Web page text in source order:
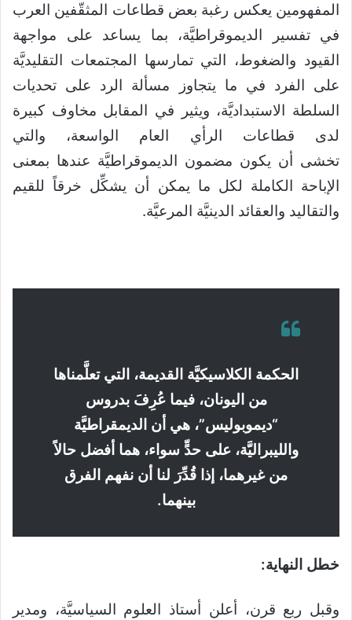
المفهومين يعكس رغبة بعض قطاعات المثقّفين العرب
في تفسير الديموقراطيَّة، بما يساعد على مواجهة
القيود والضغوط، التي تمارسها المجتمعات التقليديَّة
على الفرد في ما يتجاوز مسألة الرد على تحديات
السلطة الاستبداديَّة، ويثير في المقابل مخاوف كبيرة
لدى قطاعات الرأي العام الواسعة، والتي
تخشى أن يكون مضمون الديموقراطيَّة عندها بمعنى
الإباحة الكاملة لكل ما يمكن أن يشكِّل خرقاً للقيم
والتقاليد والعقائد الدينيَّة المرعيَّة.
الحكمة الكلاسيكيَّة القديمة، التي تعلَّمناها
من اليونان، فيما عُرِفَ بدروس
“ديموبوليس”، هي أن الديمقراطيَّة
والليبراليَّة، على حدٍّ سواء، هما أفضل حالاً
من غيرهما، إذا قُدِّرَ لنا أن نفهم الفرق
بينهما.
خطل النهاية:
وقبل ربع قرن، أعلن أستاذ العلوم السياسيَّة، ومدير